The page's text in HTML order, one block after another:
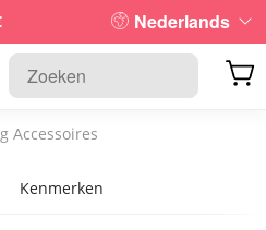
Nederlands
Accessoires
Kenmerken